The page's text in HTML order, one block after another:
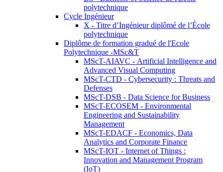
polytechnique
Cycle Ingénieur
X - Titre d’Ingénieur diplômé de l’École
polytechnique
Diplôme de formation gradué de l'Ecole
Polytechnique -MSc&T
MScT-AIAVC - Artificial Intelligence and
Advanced Visual Computing
MScT-CTD - Cybersecurity : Threats and
Defenses
MScT-DSB - Data Science for Business
MScT-ECOSEM - Environmental
Engineering and Sustainability
Management
MScT-EDACF - Economics, Data
Analytics and Corporate Finance
MScT-IOT - Internet of Things :
Innovation and Management Program
(IoT)